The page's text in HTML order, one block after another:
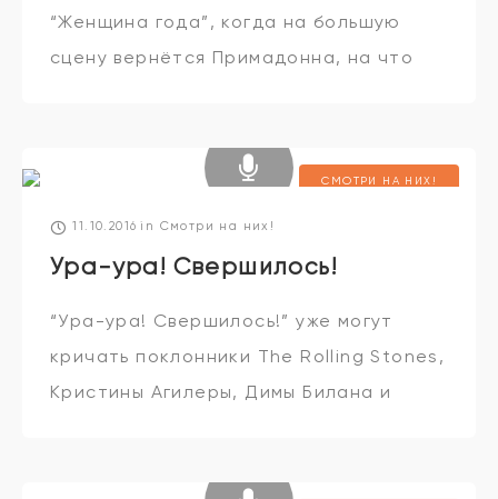
“Женщина года”, когда на большую
сцену вернётся Примадонна, на что
престолов” – об
СМОТРИ НА НИХ!
11.10.2016 in Смотри на них!
Ура-ура! Свершилось!
“Ура-ура! Свершилось!” уже могут
кричать поклонники The Rolling Stones,
Кристины Агилеры, Димы Билана и